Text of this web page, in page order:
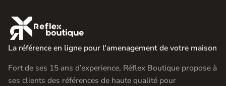

La référence en ligne pour l'amenagement de votre maison
Fort de ses 15 ans d’experience, Réflex Boutique propose à
ses clients des références de haute qualité pour